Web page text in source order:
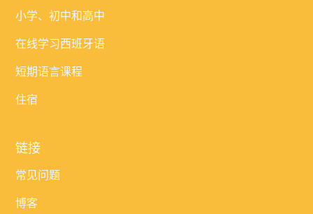
小学、初中和高中
在线学习西班牙语
短期语言课程
住宿
链接
常见问题
博客